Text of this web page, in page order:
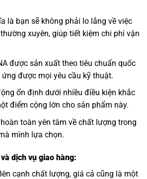
là bạn sẽ không phải lo lắng về việc
xuyên, giúp tiết kiệm chi phí vận
được sản xuất theo tiêu chuẩn quốc
được mọi yêu cầu kỹ thuật.
ổn định dưới nhiều điều kiện khắc
điểm cộng lớn cho sản phẩm này.
toàn yên tâm về chất lượng trong
mình lựa chọn.
dịch vụ giao hàng:
cạnh chất lượng, giá cả cũng là một